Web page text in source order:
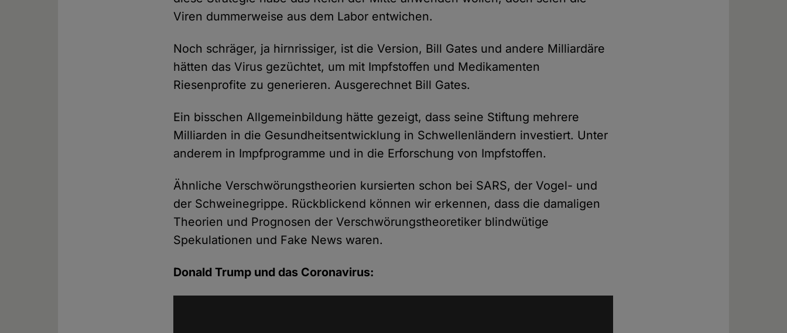
Viren dummerweise aus dem Labor entwichen.
Noch schräger, ja hirnrissiger, ist die Version, Bill Gates und andere Milliardäre
hätten das Virus gezüchtet, um mit Impfstoffen und Medikamenten
Riesenprofite zu generieren. Ausgerechnet Bill Gates.
Ein bisschen Allgemeinbildung hätte gezeigt, dass seine Stiftung mehrere
Milliarden in die Gesundheitsentwicklung in Schwellenländern investiert. Unter
anderem in Impfprogramme und in die Erforschung von Impfstoffen.
Ähnliche Verschwörungstheorien kursierten schon bei SARS, der Vogel- und
der Schweinegrippe. Rückblickend können wir erkennen, dass die damaligen
Theorien und Prognosen der Verschwörungstheoretiker blindwütige
Spekulationen und Fake News waren.
Donald Trump und das Coronavirus: